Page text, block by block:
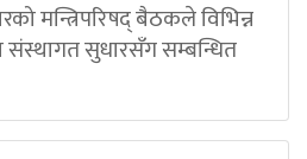
मन्त्रिपरिषद् बैठकले विभिन्न
संस्थागत सुधारसँग सम्बन्धित